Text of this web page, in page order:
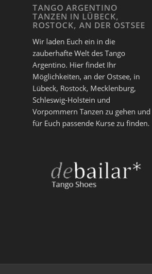
TANGO ARGENTINO
TANZEN IN LÜBECK,
ROSTOCK, AN DER OSTSEE
Wir laden Euch ein in die
zauberhafte Welt des Tango
Argentino. Hier findet Ihr
Möglichkeiten, an der Ostsee, in
Lübeck, Rostock, Mecklenburg,
Schleswig-Holstein und
Vorpommern Tanzen zu gehen und
für Euch passende Kurse zu finden.